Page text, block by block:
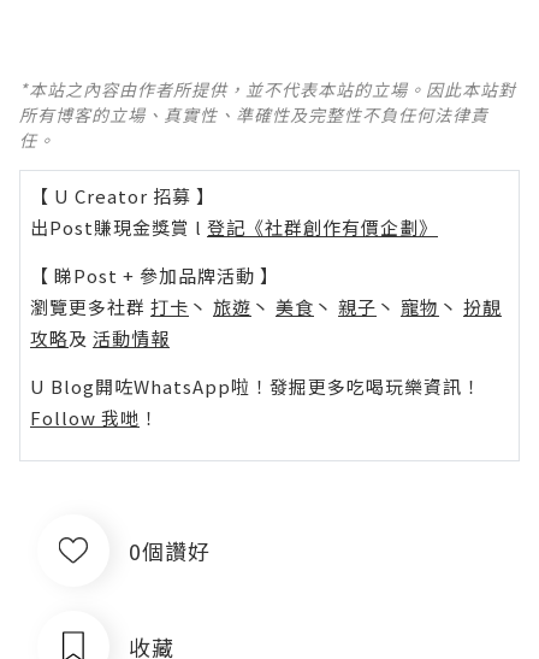
*本站之內容由作者所提供，並不代表本站的立場。因此本站對
所有博客的立場、真實性、準確性及完整性不負任何法律責
任。
【 U Creator 招募 】
出Post賺現金獎賞 l 登記《社群創作有價企劃》
【 睇Post + 參加品牌活動 】
瀏覽更多社群 打卡 丶 旅遊 丶 美食 丶 親子 丶 寵物 丶 扮靚
攻略及 活動情報
U Blog開咗WhatsApp啦！發掘更多吃喝玩樂資訊！
Follow 我哋 ！
0個讚好
收藏